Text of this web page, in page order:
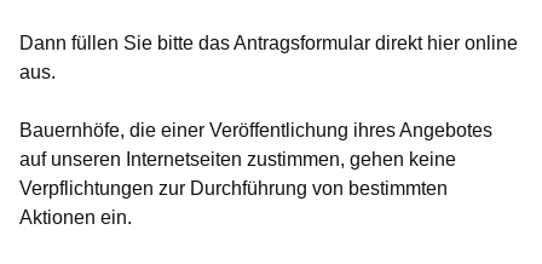
Dann füllen Sie bitte das Antragsformular direkt hier online
aus.
Bauernhöfe, die einer Veröffentlichung ihres Angebotes
auf unseren Internetseiten zustimmen, gehen keine
Verpflichtungen zur Durchführung von bestimmten
Aktionen ein.